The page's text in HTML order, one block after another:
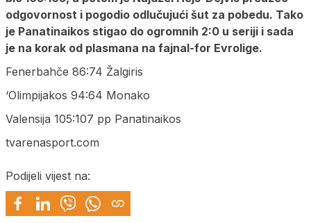
odgovornost i pogodio odlučujući šut za pobedu. Tako
je Panatinaikos stigao do ogromnih 2:0 u seriji i sada
je na korak od plasmana na fajnal-for Evrolige.
Fenerbahče 86:74 Žalgiris
‘Olimpijakos 94:64 Monako
Valensija 105:107 pp Panatinaikos
tvarenasport.com
Podijeli vijest na: